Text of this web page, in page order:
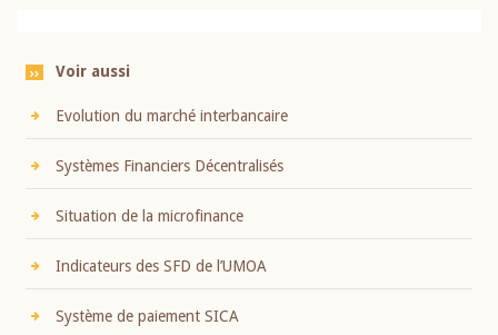
Voir aussi
Evolution du marché interbancaire
Systèmes Financiers Décentralisés
Situation de la microfinance
Indicateurs des SFD de l’UMOA
Système de paiement SICA